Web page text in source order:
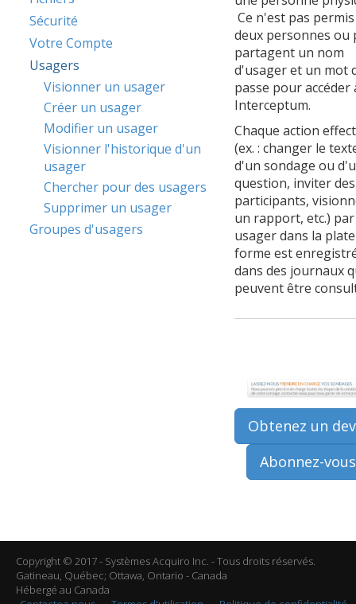
Sécurité
Votre Compte
Usagers
Visionner un usager
Créer un usager
Modifier un usager
Visionner l'historique d'un
usager
Chercher pour des usagers
Supprimer un usager
Groupes d'usagers
Ce n'est pas
deux personnes ou
partagent un nom
d'usager et un mot
passe pour accéder
Interceptum.
Chaque action
(ex. : changer le
d'un sondage ou
question, inviter des
participants,
un rapport, etc.)
usager dans la
forme est
dans des journaux
peuvent être
Obtenez un
Abonnez-
Copyright © 2017 - Systèmes Acquiro Inc. - Tous droits réservés.
Gatineau, Québec; Ottawa, Ontario - Canada
Hébergé au Canada